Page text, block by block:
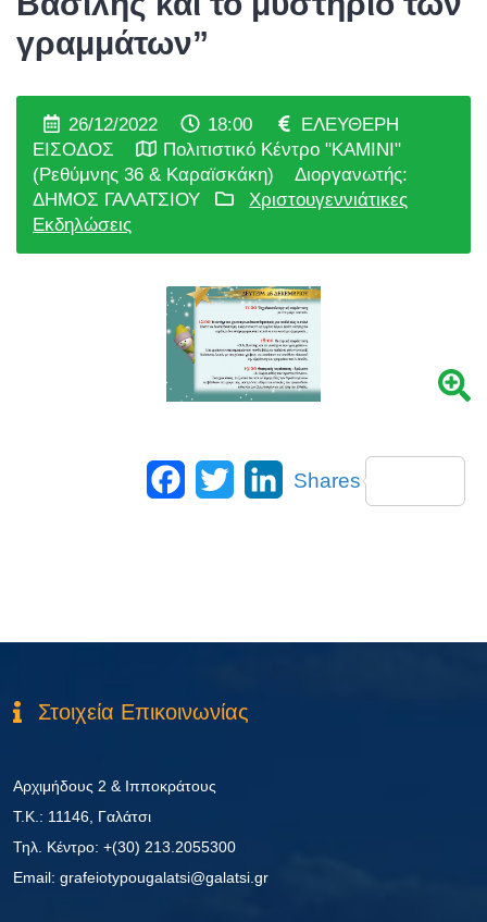
γραμμάτων”
26/12/2022 18:00
ΕΛΕΥΘΕΡΗ
ΕΙΣΟΔΟΣ
Πολιτιστικό Κέντρο "ΚΑΜΙΝΙ"
(Ρεθύμνης 36 & Καραϊσκάκη)
Διοργανωτής:
ΔΗΜΟΣ ΓΑΛΑΤΣΙΟΥ
Χριστουγεννιάτικες
Εκδηλώσεις
Facebook
Twitter LinkedIn
Shares
Στοιχεία Επικοινωνίας
Αρχιμήδους 2 & Ιπποκράτους
Τ.Κ.: 11146, Γαλάτσι
Τηλ. Κέντρο: +(30) 213.2055300
Εmail: grafeiotypougalatsi@galatsi.gr